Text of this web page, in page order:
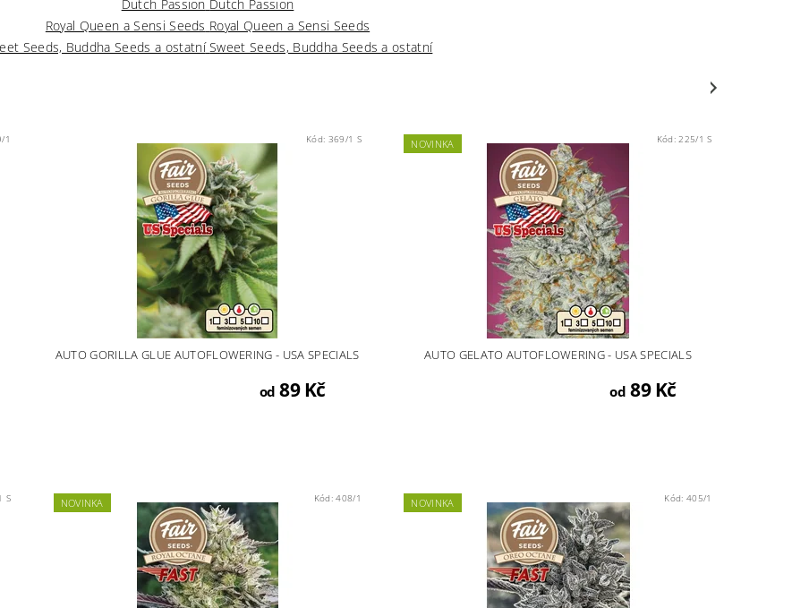
Dutch Passion Dutch Passion
Royal Queen a Sensi Seeds Royal Queen a Sensi Seeds
Seeds, Buddha Seeds a ostatní Sweet Seeds, Buddha Seeds a ostatní
1 Kód: 369/1 S
AUTO GORILLA GLUE AUTOFLOWERING - USA SPECIALS
od 89 Kč
NOVINKA Kód:225/1 S
AUTO GELATO AUTOFLOWERING - USA SPECIALS
od 89 Kč
S NOVINKA Kód:408/1 NOVINKA Kód:405/1